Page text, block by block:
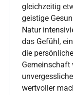
gleichzeitig
geistige
Natur
das Gefühl,
die
Gemeinschaft
wertvoller